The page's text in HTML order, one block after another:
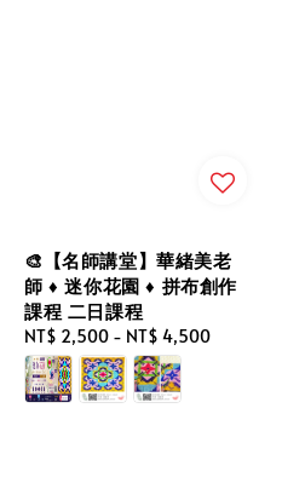
🎨【名師講堂】華緒美老
師 ♦ 迷你花園 ♦ 拼布創作
課程 二日課程
Regular
price
NT$ 2,500 - NT$ 4,500